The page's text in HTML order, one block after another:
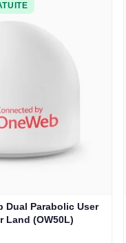
Dual Parabolic User
Land (OW50L)